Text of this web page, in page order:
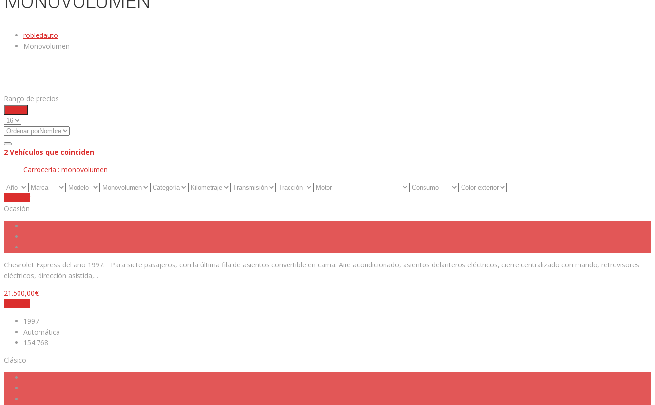
robledauto
Monovolumen
Rango de precios
2 Vehículos que coinciden
Carrocería : monovolumen
Ocasión
Chevrolet Express del año 1997. Para siete pasajeros, con la última fila de asientos convertible en cama. Aire acondicionado, asientos delanteros eléctricos, cierre centralizado con mando, retrovisores
eléctricos, dirección asistida,...
21.500,00€
1997
Automática
154.768
Clásico